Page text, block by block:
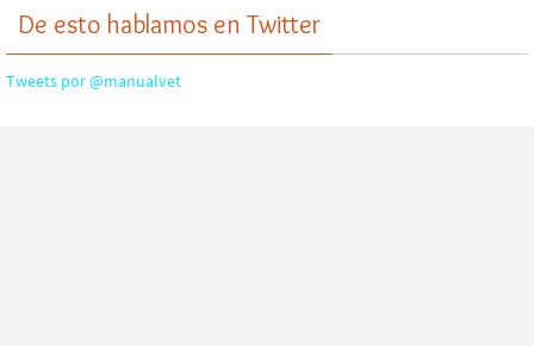
De esto hablamos en Twitter
Tweets por @manualvet